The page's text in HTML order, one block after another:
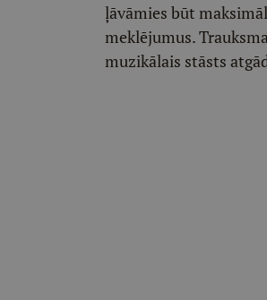
ļāvāmies būt
meklējumus.
muzikālais stāsts